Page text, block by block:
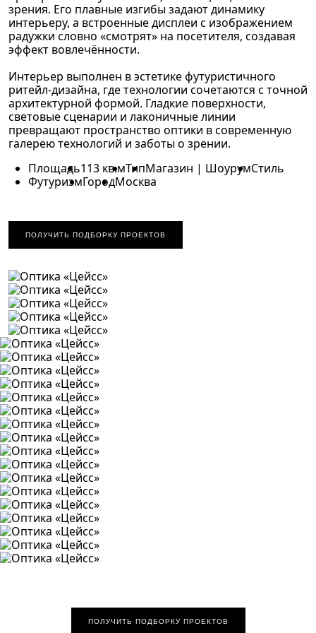
зрения. Его плавные изгибы задают динамику
интерьеру, а встроенные дисплеи с изображением
радужки словно «смотрят» на посетителя, создавая
эффект вовлечённости.
Интерьер выполнен в эстетике футуристичного
ритейл-дизайна, где технологии сочетаются с точной
архитектурной формой. Гладкие поверхности,
световые сценарии и лаконичные линии
превращают пространство оптики в современную
галерею технологий и заботы о зрении.
Площадь113 кв.мТипМагазин | ШоурумСтиль
ФутуризмГородМосква
ПОЛУЧИТЬ ПОДБОРКУ ПРОЕКТОВ
ПОЛУЧИТЬ ПОДБОРКУ ПРОЕКТОВ